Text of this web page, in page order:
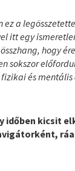
a
itt egy
hogy
sokszor
és
időben kicsit